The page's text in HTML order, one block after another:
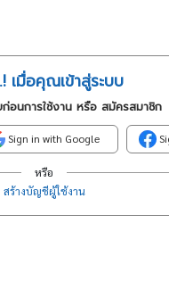
เมื่อคุณเข้าสู่ระบบ
ก่อนการใช้งาน หรือ สมัครสมาชิก
Sign in with Google
หรือ
สร้างบัญชีผู้ใช้งาน